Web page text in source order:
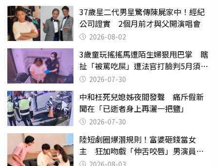
37歲星二代男星驚傳陳屍家中！經紀
公司證實 2個月前才與父開演唱會
2026-08-02
3歲童玩搖搖馬遭陌生婦狠甩巴掌 瞎
扯「被罵吃屎」遭法官打臉判5月須入
監 2026-07-30
中和枉死兒媳姊夜間發聲 痛斥假新
聞在「已逝者身上再灑一把鹽」
2026-07-30
陸短劇圈爆潛規則！富婆砸錢當女
主 狂加吻戲「伸舌咬唇」男演員崩
潰